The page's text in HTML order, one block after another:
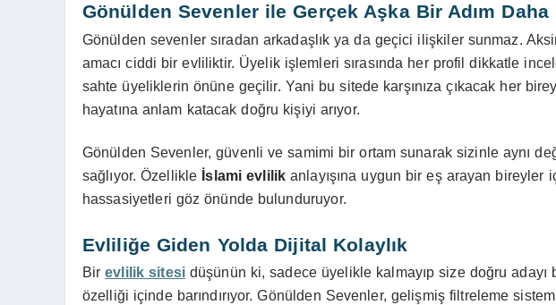
Gönülden Sevenler ile Gerçek Aşka Bir Adım Daha
Gönülden sevenler sıradan arkadaşlık ya da geçici ilişkiler sunmaz.
amacı ciddi bir evliliktir. Üyelik işlemleri sırasında her profil dikkatle
sahte üyeliklerin önüne geçilir. Yani bu sitede karşınıza çıkacak her
hayatına anlam katacak doğru kişiyi arıyor.
Gönülden Sevenler, güvenli ve samimi bir ortam sunarak sizinle aynı
sağlıyor. Özellikle İslami evlilik anlayışına uygun bir eş arayan bireyler
hassasiyetleri göz önünde bulunduruyor.
Evliliğe Giden Yolda Dijital Kolaylık
Birevlilik sitesidüşünün ki, sadece üyelikle kalmayıp size doğru adayı
özelliği içinde barındırıyor. Gönülden Sevenler, gelişmiş filtreleme